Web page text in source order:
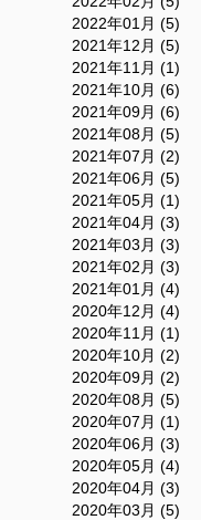
2022年01月 (5)
2021年12月 (5)
2021年11月 (1)
2021年10月 (6)
2021年09月 (6)
2021年08月 (5)
2021年07月 (2)
2021年06月 (5)
2021年05月 (1)
2021年04月 (3)
2021年03月 (3)
2021年02月 (3)
2021年01月 (4)
2020年12月 (4)
2020年11月 (1)
2020年10月 (2)
2020年09月 (2)
2020年08月 (5)
2020年07月 (1)
2020年06月 (3)
2020年05月 (4)
2020年04月 (3)
2020年03月 (5)